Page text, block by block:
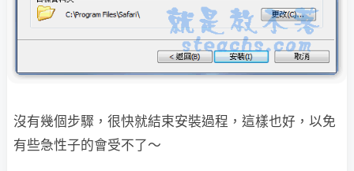
沒有幾個步驟，很快就結束安裝過程，這樣也好，以免
有些急性子的會受不了～